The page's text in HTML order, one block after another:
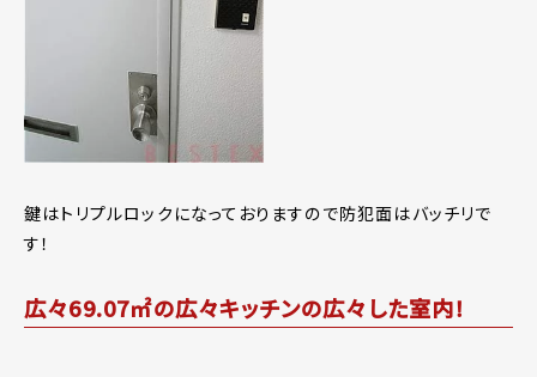
鍵はトリプルロックになっておりますので防犯面はバッチリで
す！
広々69.07㎡の広々キッチンの広々した室内！